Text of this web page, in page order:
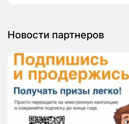
Новости партнеров